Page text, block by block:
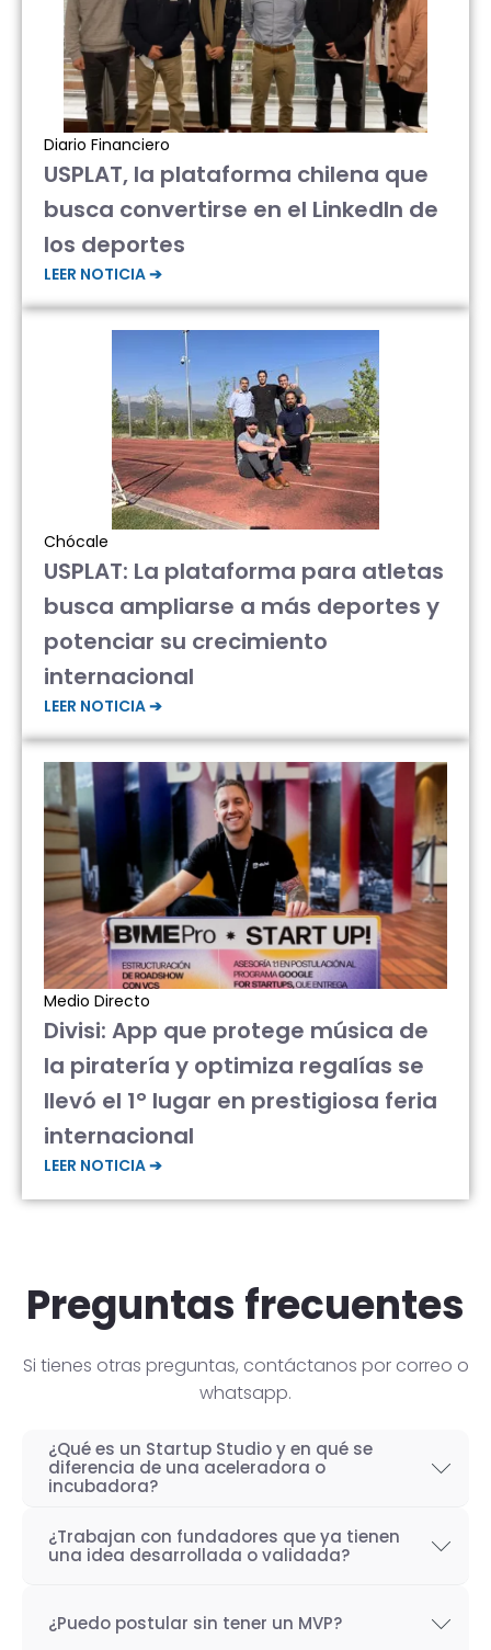
Diario Financiero
USPLAT, la plataforma chilena que
busca convertirse en el LinkedIn de
los deportes
LEER NOTICIA ➔
Chócale
USPLAT: La plataforma para atletas
busca ampliarse a más deportes y
potenciar su crecimiento
internacional
LEER NOTICIA ➔
Medio Directo
Divisi: App que protege música de
la piratería y optimiza regalías se
llevó el 1° lugar en prestigiosa feria
internacional
LEER NOTICIA ➔
Preguntas frecuentes
Si tienes otras preguntas, contáctanos por correo o
whatsapp.
¿Qué es un Startup Studio y en qué se
diferencia de una aceleradora o
incubadora?
Un Startup Studio es una organización capaz
de construir startups de manera iterativa,
con experiencia. También se les conoce
¿Trabajan con fundadores que ya tienen
una idea desarrollada o validada?
Startup Studio es lograr un proceso iterativo
¿Puedo postular sin tener un MVP?